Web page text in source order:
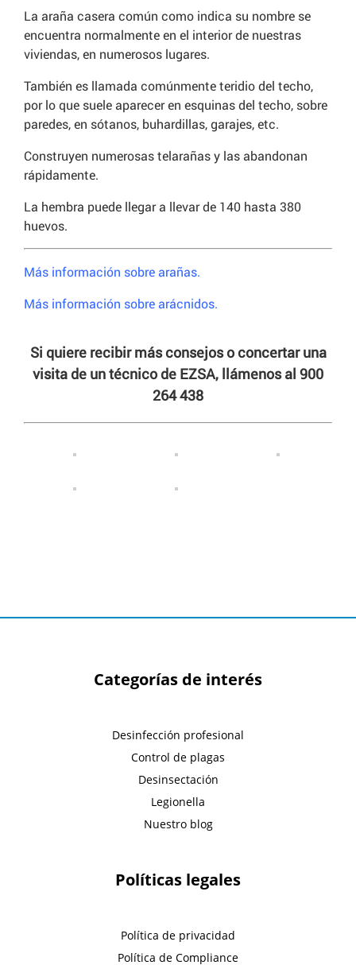
La araña casera común como indica su nombre se
encuentra normalmente en el interior de nuestras
viviendas, en numerosos lugares.
También es llamada comúnmente teridio del techo,
por lo que suele aparecer en esquinas del techo, sobre
paredes, en sótanos, buhardillas, garajes, etc.
Construyen numerosas telarañas y las abandonan
rápidamente.
La hembra puede llegar a llevar de 140 hasta 380
huevos.
Más información sobre arañas.
Más información sobre arácnidos.
Si quiere recibir más consejos o concertar una
visita de un técnico de EZSA, llámenos al 900
264 438
Categorías de interés
Desinfección profesional
Control de plagas
Desinsectación
Legionella
Nuestro blog
Políticas legales
Política de privacidad
Política de Compliance